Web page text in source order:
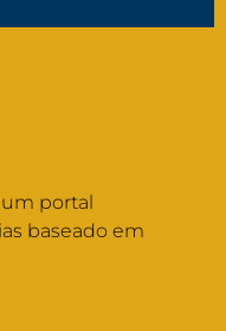
portal
baseado em